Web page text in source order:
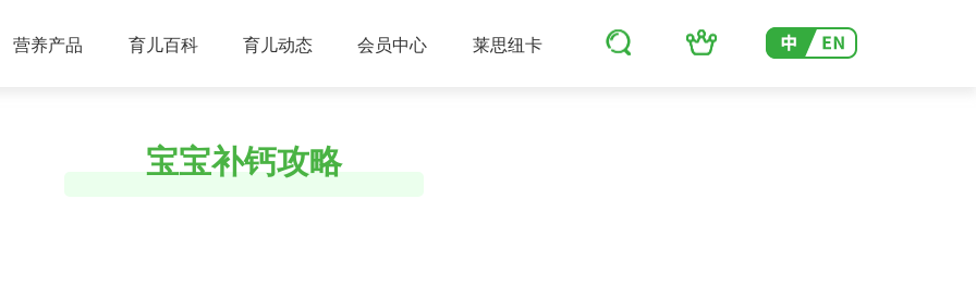
营养产品 育儿百科 育儿动态 会员中心 莱思纽卡
宝宝补钙攻略